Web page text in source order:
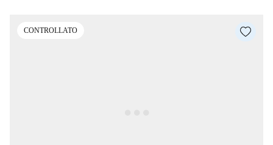
CONTROLLATO